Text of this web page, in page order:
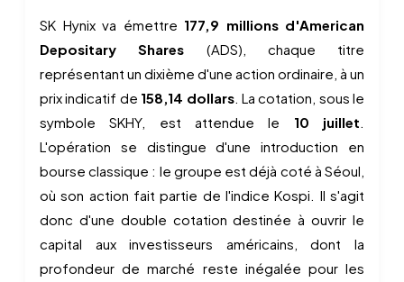
SK Hynix va émettre 177,9 millions d'American
Depositary Shares (ADS), chaque titre
représentant un dixième d'une action ordinaire, à un
prix indicatif de 158,14 dollars. La cotation, sous le
symbole SKHY, est attendue le 10 juillet.
L'opération se distingue d'une introduction en
bourse classique : le groupe est déjà coté à Séoul,
où son action fait partie de l'indice Kospi. Il s'agit
donc d'une double cotation destinée à ouvrir le
capital aux investisseurs américains, dont la
profondeur de marché reste inégalée pour les